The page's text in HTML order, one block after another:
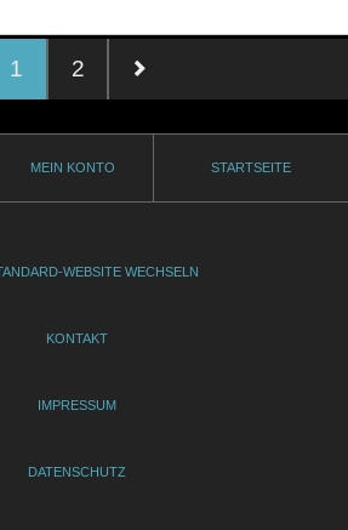
1 2
MEIN KONTO STARTSEITE
WEBSITE WECHSELN
KONTAKT
IMPRESSUM
DATENSCHUTZ